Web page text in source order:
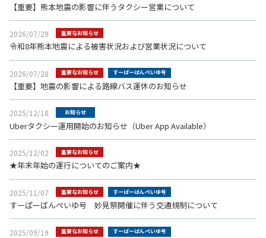
【重要】熊本地震の影響に伴うタクシー営業について
2026/07/29 重要なお知らせ
令和8年熊本地震による被害状況および営業状況について
2026/07/28 重要なお知らせ すーぱーばんぺいゆ号
【重要】地震の影響による路線バス運休のお知らせ
2025/12/18 お知らせ
Uberタクシー運用開始のお知らせ（Uber App Available）
2025/12/02 重要なお知らせ
★年末年始の運行についてのご案内★
2025/11/07 重要なお知らせ すーぱーばんぺいゆ号
すーぱーばんぺいゆ号 妙見祭開催に伴う交通規制について
2025/09/19 重要なお知らせ すーぱーばんぺいゆ号